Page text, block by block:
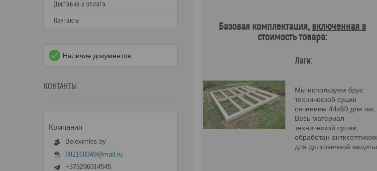
Базовая комплектация, включенная в
стоимость товара:
Лаги:
Мы используем брус
технической сушки
сечением 44х60 для лаг.
Весь материал
технической сушки,
обработан антисептиком
для долговечной защиты.
Доставка и оплата
Контакты
Наличие документов
КОНТАКТЫ
Beleximles.by
692160049@mail.ru
+375296014545